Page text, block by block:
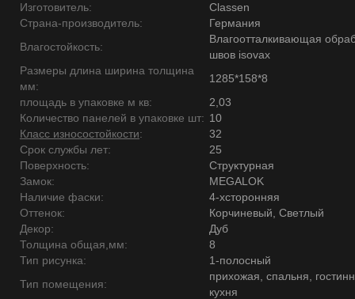
Изготовитель:
Classen
Страна-производитель:
Германия
Влагостойкость:
Влагоотталкивающая
швов isovax
Размеры длина ширина толщина
мм:
1285*158*8
площадь в упаковке м кв:
2,03
Количество панелей в упаковке шт: 10
Класс износостойкости:
32
Срок службы лет:
25
Поверхность:
Структурная
Замок:
MEGALOK
Наличие фаски:
4-хсторонняя
Оттенок:
Корчиневый, Светлый
Декор:
Дуб
Толщина общая,мм:
8
Тип рисунка:
1-полосный
Тип помещения:
прихожая, спальня,
кухня